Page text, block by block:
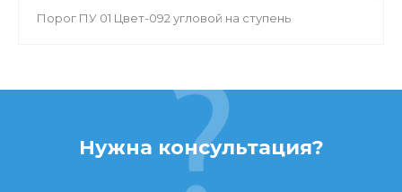
Порог ПУ 01 Цвет-092 угловой на ступень
Нужна консультация?